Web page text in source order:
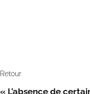
Retour
« L’absence de